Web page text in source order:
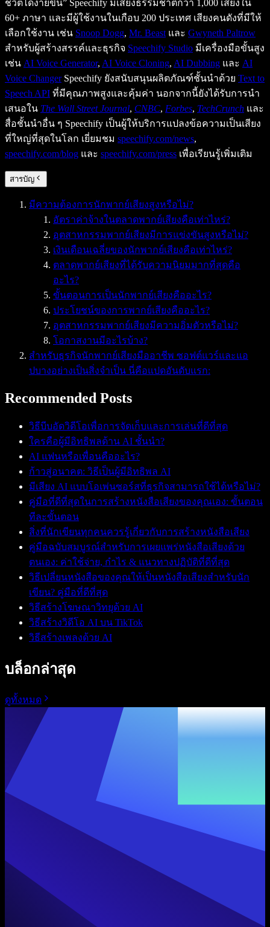
ชีวิตได้ง่ายขึ้น” Speechify มีเสียงธรรมชาติกว่า 1,000 เสียงใน
60+ ภาษา และมีผู้ใช้งานในเกือบ 200 ประเทศ เสียงคนดังที่มีให้
เลือกใช้งาน เช่น Snoop Dogg, Mr. Beast และ Gwyneth Paltrow
สำหรับผู้สร้างสรรค์และธุรกิจ Speechify Studio มีเครื่องมือขั้นสูง
เช่น AI Voice Generator, AI Voice Cloning, AI Dubbing และ AI
Voice ChangerSpeechify ยังสนับสนุนผลิตภัณฑ์ชั้นนำด้วย Text to
Speech API ที่มีคุณภาพสูงและคุ้มค่า นอกจากนี้ยังได้รับการนำ
เสนอใน The Wall Street Journal, CNBC, Forbes, TechCrunch และ
สื่อชั้นนำอื่น ๆ Speechify เป็นผู้ให้บริการแปลงข้อความเป็นเสียง
ที่ใหญ่ที่สุดในโลก เยี่ยมชม speechify.com/news,
speechify.com/blog และ speechify.com/press เพื่อเรียนรู้เพิ่มเติม
สารบัญ
มีความต้องการนักพากย์เสียงสูงหรือไม่?
อัตราค่าจ้างในตลาดพากย์เสียงคือเท่าไหร่?
อุตสาหกรรมพากย์เสียงมีการแข่งขันสูงหรือไม่?
เงินเดือนเฉลี่ยของนักพากย์เสียงคือเท่าไหร่?
ตลาดพากย์เสียงที่ได้รับความนิยมมากที่สุดคือ
อะไร?
ขั้นตอนการเป็นนักพากย์เสียงคืออะไร?
ประโยชน์ของการพากย์เสียงคืออะไร?
อุตสาหกรรมพากย์เสียงมีความอิ่มตัวหรือไม่?
โอกาสงานมีอะไรบ้าง?
สำหรับธุรกิจนักพากย์เสียงมืออาชีพ ซอฟต์แวร์และแอ
ปบางอย่างเป็นสิ่งจำเป็น นี่คือแปดอันดับแรก:
Recommended Posts
วิธีบีบอัดวิดีโอเพื่อการจัดเก็บและการเล่นที่ดีที่สุด
ใครคือผู้มีอิทธิพลด้าน AI ชั้นนำ?
AI แฟนหรือเพื่อนคืออะไร?
ก้าวสู่อนาคต: วิธีเป็นผู้มีอิทธิพล AI
มีเสียง AI แบบโอเพ่นซอร์สที่ธุรกิจสามารถใช้ได้หรือไม่?
คู่มือที่ดีที่สุดในการสร้างหนังสือเสียงของคุณเอง: ขั้นตอน
ทีละขั้นตอน
สิ่งที่นักเขียนทุกคนควรรู้เกี่ยวกับการสร้างหนังสือเสียง
คู่มือฉบับสมบูรณ์สำหรับการเผยแพร่หนังสือเสียงด้วย
ตนเอง: ค่าใช้จ่าย, กำไร & แนวทางปฏิบัติที่ดีที่สุด
วิธีเปลี่ยนหนังสือของคุณให้เป็นหนังสือเสียงสำหรับนัก
เขียน? คู่มือที่ดีที่สุด
วิธีสร้างโฆษณาวิทยุด้วย AI
วิธีสร้างวิดีโอ AI บน TikTok
วิธีสร้างเพลงด้วย AI
บล็อกล่าสุด
ดูทั้งหมด